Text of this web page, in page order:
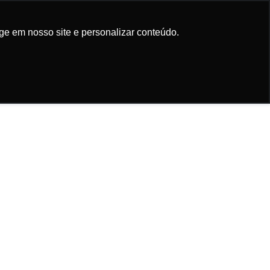
em nosso site e personalizar conteúdo.
em nosso site e personalizar conteúdo.